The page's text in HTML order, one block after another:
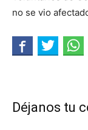
no se vio
Déjanos tu